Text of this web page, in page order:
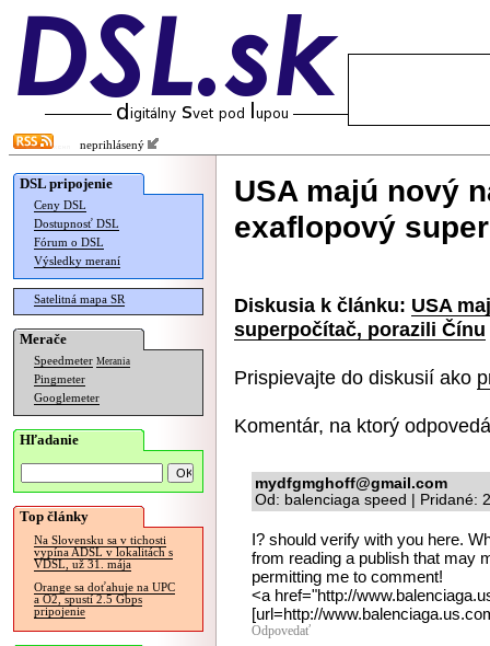
neprihlásený
DSL pripojenie
Ceny DSL
Dostupnosť DSL
Fórum o DSL
Výsledky meraní
Satelitná mapa SR
Merače
Speedmeter Merania
Pingmeter
Googlemeter
Hľadanie
Top články
Na Slovensku sa v tichosti
vypína ADSL v lokalitách s
VDSL, už 31. mája
Orange sa doťahuje na UPC
a O2, spustí 2.5 Gbps
pripojenie
USA majú nový
exaflopový
Diskusia k článku: USA
superpočítač, porazili Čínu
Prispievajte do diskusií ako
Komentár, na ktorý
mydfgmghoff@gmail.com
Od: balenciaga speed | Pridané:
I? should verify with you here.
from reading a publish that may
permitting me to comment!
<a href="http://
[url=http://
Odpovedať